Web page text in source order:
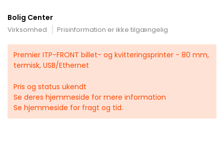
Bolig Center
Virksomhed Prisinformation er ikke tilgængelig
Premier ITP-FRONT billet- og kvitteringsprinter - 80 mm,
termisk, USB/Ethernet
Pris og status ukendt
Se deres hjemmeside for mere information
Se hjemmeside for fragt og tid.